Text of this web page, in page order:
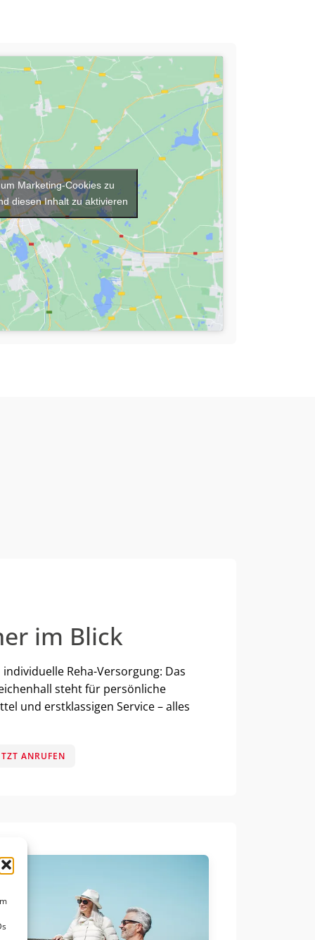
Marketing-Cookies zu
diesen Inhalt zu aktivieren
im Blick
Reha-Versorgung: Das
steht für persönliche
und erstklassigen Service – alles
ANRUFEN